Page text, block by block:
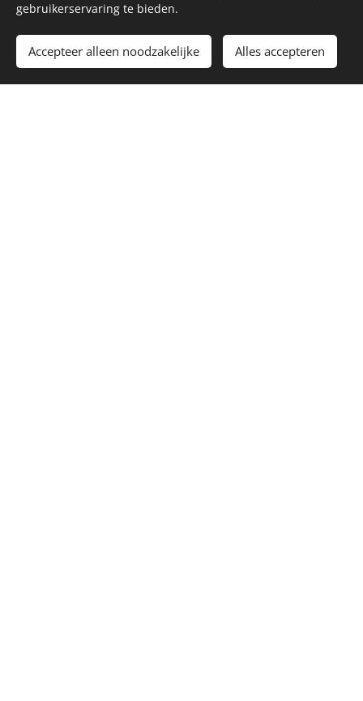
gebruikerservaring te bieden.
Accepteer alleen noodzakelijke Alles accepteren